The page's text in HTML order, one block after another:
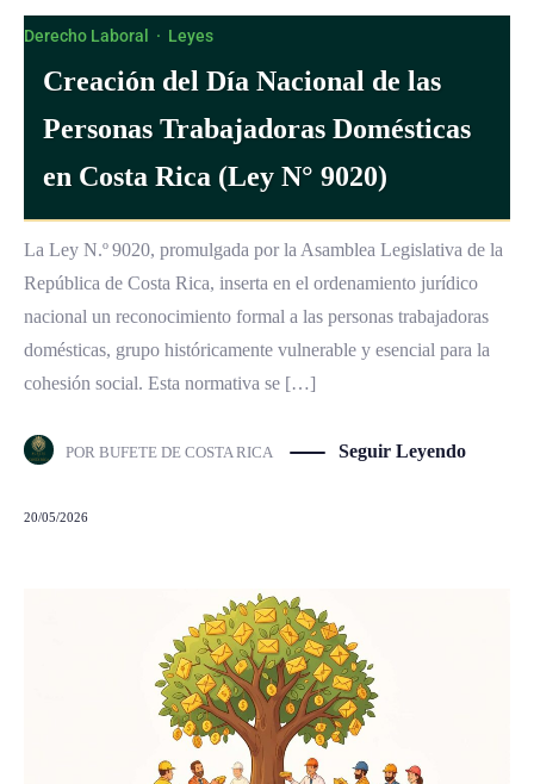
Derecho Laboral · Leyes
Creación del Día Nacional de las
Personas Trabajadoras Domésticas
en Costa Rica (Ley N° 9020)
La Ley N.º 9020, promulgada por la Asamblea Legislativa de la
República de Costa Rica, inserta en el ordenamiento jurídico
nacional un reconocimiento formal a las personas trabajadoras
domésticas, grupo históricamente vulnerable y esencial para la
cohesión social. Esta normativa se […]
POR BUFETE DE COSTA RICA Seguir Leyendo
20/05/2026